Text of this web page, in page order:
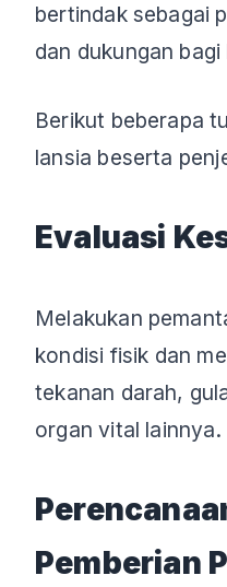
bertindak sebagai
dan dukungan
Berikut beberapa
lansia beserta
Evaluasi
Melakukan
kondisi fisik dan
tekanan darah,
organ vital lainnya.
Pemberian